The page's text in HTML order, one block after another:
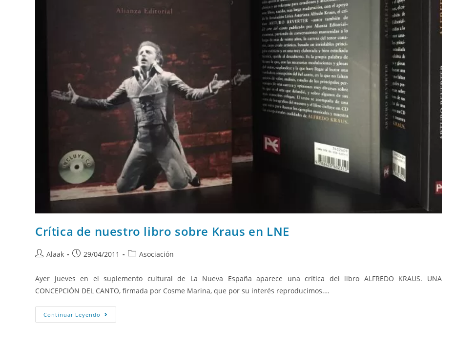
Crítica de nuestro libro sobre Kraus en LNE
Alaak 29/04/2011 Asociación
Ayer jueves en el suplemento cultural de La Nueva España aparece una crítica del libro ALFREDO KRAUS. UNA
CONCEPCIÓN DEL CANTO, firmada por Cosme Marina, que por su interés reproducimos.…
Continuar Leyendo